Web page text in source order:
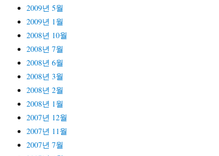
2009년 5월
2009년 1월
2008년 10월
2008년 7월
2008년 6월
2008년 3월
2008년 2월
2008년 1월
2007년 12월
2007년 11월
2007년 7월